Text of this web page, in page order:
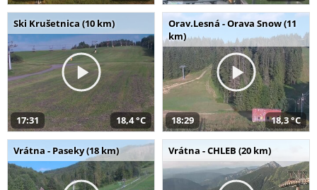
Ski Krušetnica (10 km)
17:31 18,4 °C
Orav.Lesná - Orava Snow (11
km)
18:29 18,3 °C
Vrátna - Paseky (18 km) Vrátna - CHLEB (20 km)